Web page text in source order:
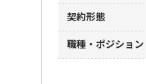
契約形態
職種・ポジション